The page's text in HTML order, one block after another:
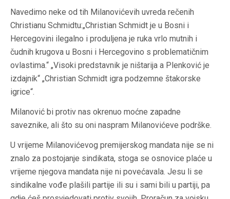
Navedimo neke od tih Milanovićevih uvreda rečenih
Christianu Schmidtu:„Christian Schmidt je u Bosni i
Hercegovini ilegalno i produljena je ruka vrlo mutnih i
čudnih krugova u Bosni i Hercegovino s problematičnim
ovlastima.“ „Visoki predstavnik je ništarija a Plenković je
izdajnik“ „Christian Schmidt igra podzemne štakorske
igrice“.
Milanović bi protiv nas okrenuo moćne zapadne
saveznike, ali što su oni naspram Milanovićeve podrške.
U vrijeme Milanovićevog premijerskog mandata nije se ni
znalo za postojanje sindikata, stoga se osnovice plaće u
vrijeme njegova mandata nije ni povećavala. Jesu li se
sindikalne vođe plašili partije ili su i sami bili u partiji, pa